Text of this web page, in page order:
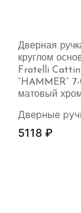
Дверная
круглом
Fratelli
“HAMMER” 7-
матовый
Дверные
5118 ₽